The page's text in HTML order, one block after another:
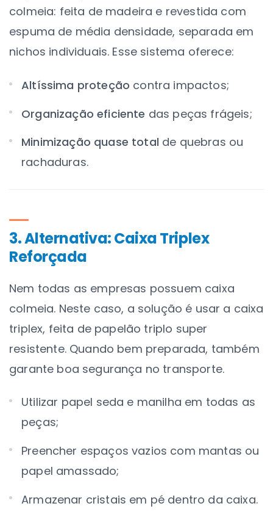
colmeia: feita de madeira e revestida com
espuma de média densidade, separada em
nichos individuais. Esse sistema oferece:
Altíssima proteção contra impactos;
Organização eficiente das peças frágeis;
Minimização quase total de quebras ou
rachaduras.
3. Alternativa: Caixa Triplex
Reforçada
Nem todas as empresas possuem caixa
colmeia. Neste caso, a solução é usar a caixa
triplex, feita de papelão triplo super
resistente. Quando bem preparada, também
garante boa segurança no transporte.
Utilizar papel seda e manilha em todas as
peças;
Preencher espaços vazios com mantas ou
papel amassado;
Armazenar cristais em pé dentro da caixa.